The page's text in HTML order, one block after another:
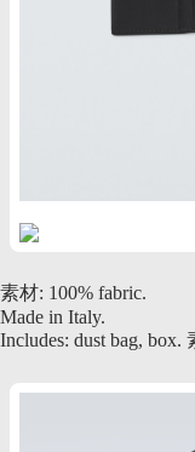
素材: 100% fabric.
Made in Italy.
Includes: dust bag, box.